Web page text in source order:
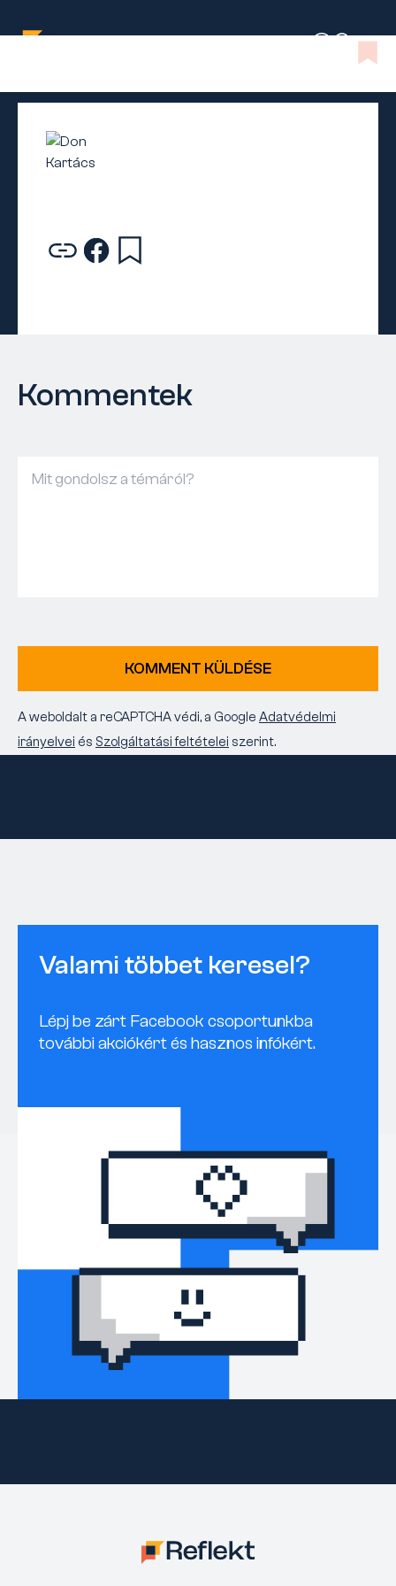
Kommentek
KOMMENT KÜLDÉSE
A weboldalt a reCAPTCHA védi, a Google Adatvédelmi
irányelvei és Szolgáltatási feltételei szerint.
Valami többet keresel?
Lépj be zárt Facebook csoportunkba
további akciókért és hasznos infókért.